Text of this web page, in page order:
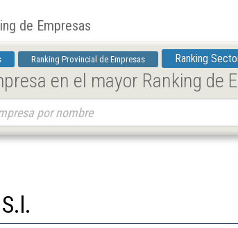
de Empresas
Ranking Provincial de Empresas Ranking
en el mayor Ranking de